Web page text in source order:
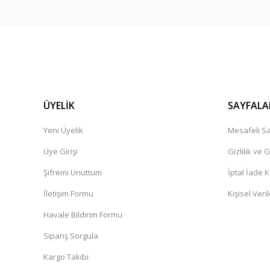
ÜYELİK
Yeni Üyelik
Üye Girişi
Şifremi Unuttum
İletişim Formu
Havale Bildirim Formu
Sipariş Sorgula
Kargo Takibi
Mesafeli
Gizlilik ve
İptal İade
Kişisel